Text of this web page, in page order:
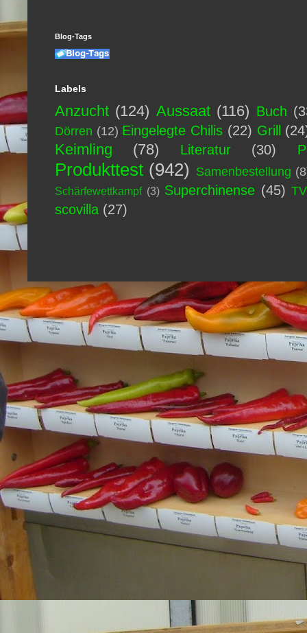
Blog-Tags
Labels
Anzucht (124) Aussaat (116) Buch
Dörren (12) Eingelegte Chilis (22) Grill
Keimling (78) Literatur (30)
Produkttest (942) Samenbestellung
Schärfewettkampf (3) Superchinense (45) TV
scovilla (27)